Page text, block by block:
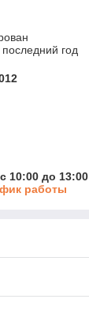
год
10:00 до 13:00
работы